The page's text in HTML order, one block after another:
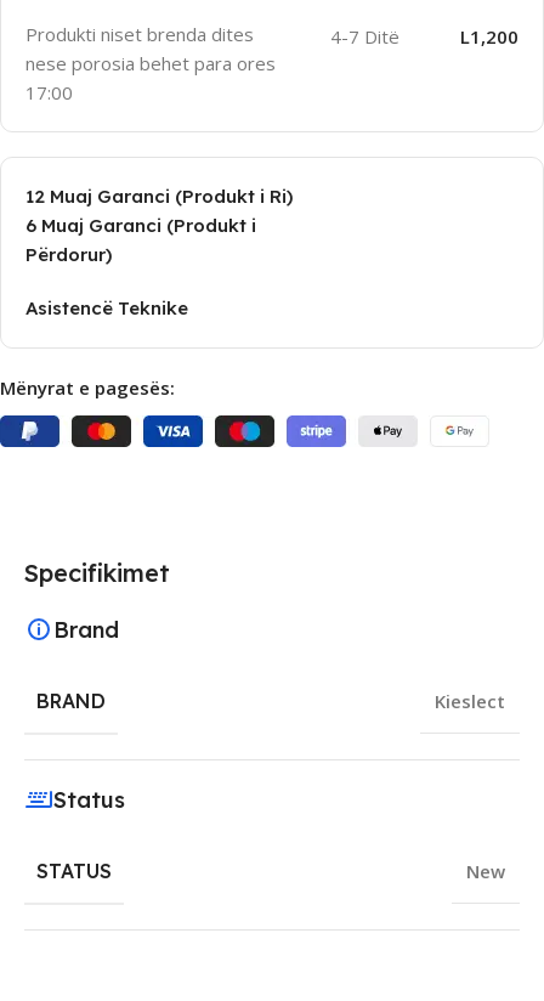
Produkti niset brenda dites
nese porosia behet para ores
17:00
4-7 Ditë L1,200
12 Muaj Garanci (Produkt i Ri)
6 Muaj Garanci (Produkt i
Përdorur)
Asistencë Teknike
Mënyrat e pagesës:
Specifikimet
Brand
BRAND Kieslect
Status
STATUS New